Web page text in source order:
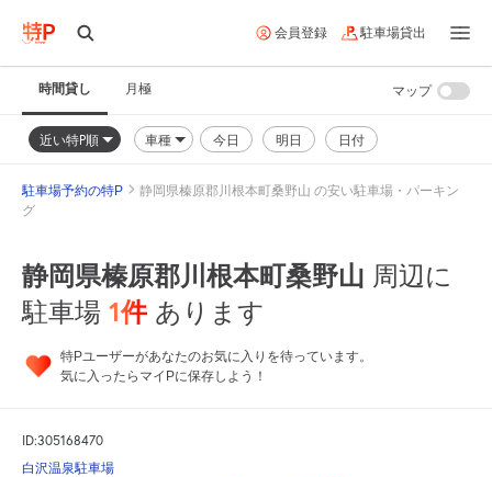
会員登録 駐車場貸出
時間貸し 月極
近い特P順 車種 今日 明日 日付
マップ
駐車場予約の特P
静岡県榛原郡川根本町桑野山 の安い駐車場・パーキン
グ
静岡県榛原郡川根本町桑野山 周辺に
駐車場 1件 あります
特Pユーザーがあなたのお気に入りを待っています。
気に入ったらマイPに保存しよう！
ID:305168470
白沢温泉駐車場